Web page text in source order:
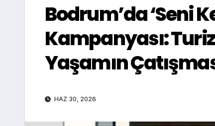
Bodrum’da ‘Seni
Kampanyası:
Yaşamın
HAZ 30, 2026